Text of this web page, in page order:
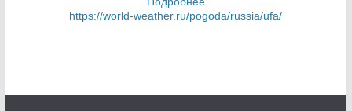
Подробнее
https://world-weather.ru/pogoda/russia/ufa/